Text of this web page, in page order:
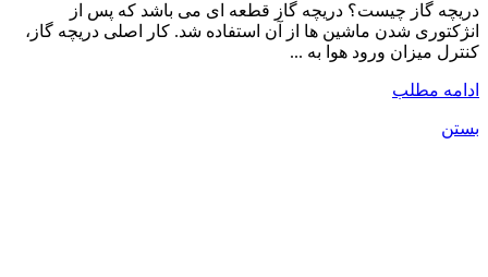
دریچه گاز چیست؟ دریچه گاز قطعه ای می باشد که پس از
انژکتوری شدن ماشین ها از آن استفاده شد. کار اصلی دریچه گاز،
کنترل میزان ورود هوا به ...
ادامه مطلب
بستن